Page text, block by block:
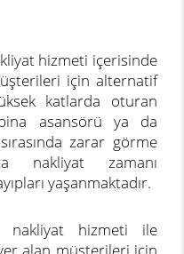
hizmeti içerisinde
için alternatif
katlarda oturan
asansörü ya da
zarar görme
nakliyat zamanı
yaşanmaktadır.
nakliyat hizmeti ile